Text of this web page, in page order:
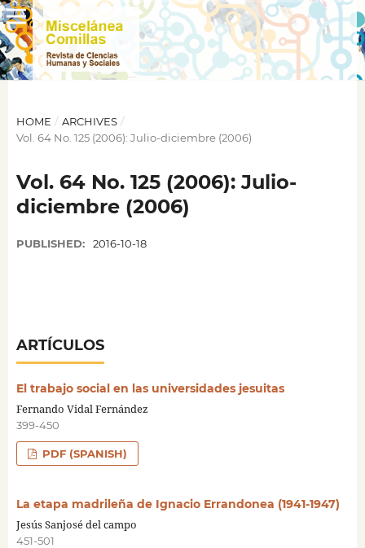
HOME / ARCHIVES /
Vol. 64 No. 125 (2006): Julio-diciembre (2006)
Vol. 64 No. 125 (2006): Julio-
diciembre (2006)
PUBLISHED: 2016-10-18
ARTÍCULOS
El trabajo social en las universidades jesuitas
Fernando Vidal Fernández
399-450
PDF (SPANISH)
La etapa madrileña de Ignacio Errandonea (1941-1947)
Jesús Sanjosé del campo
451-501